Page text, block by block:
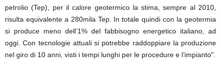
petrolio (Tep), per il calore geotermico la stima, sempre al 2010,
risulta equivalente a 280mila Tep. In totale quindi con la geotermia
si produce meno dell’1% del fabbisogno energetico italiano, ad
oggi. Con tecnologie attuali si potrebbe raddoppiare la produzione
nel giro di 10 anni, visti i tempi lunghi per le procedure e l’impianto".